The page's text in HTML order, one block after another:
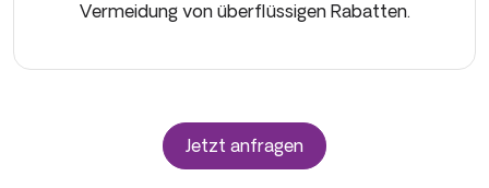
Vermeidung von überflüssigen Rabatten.
Jetzt anfragen